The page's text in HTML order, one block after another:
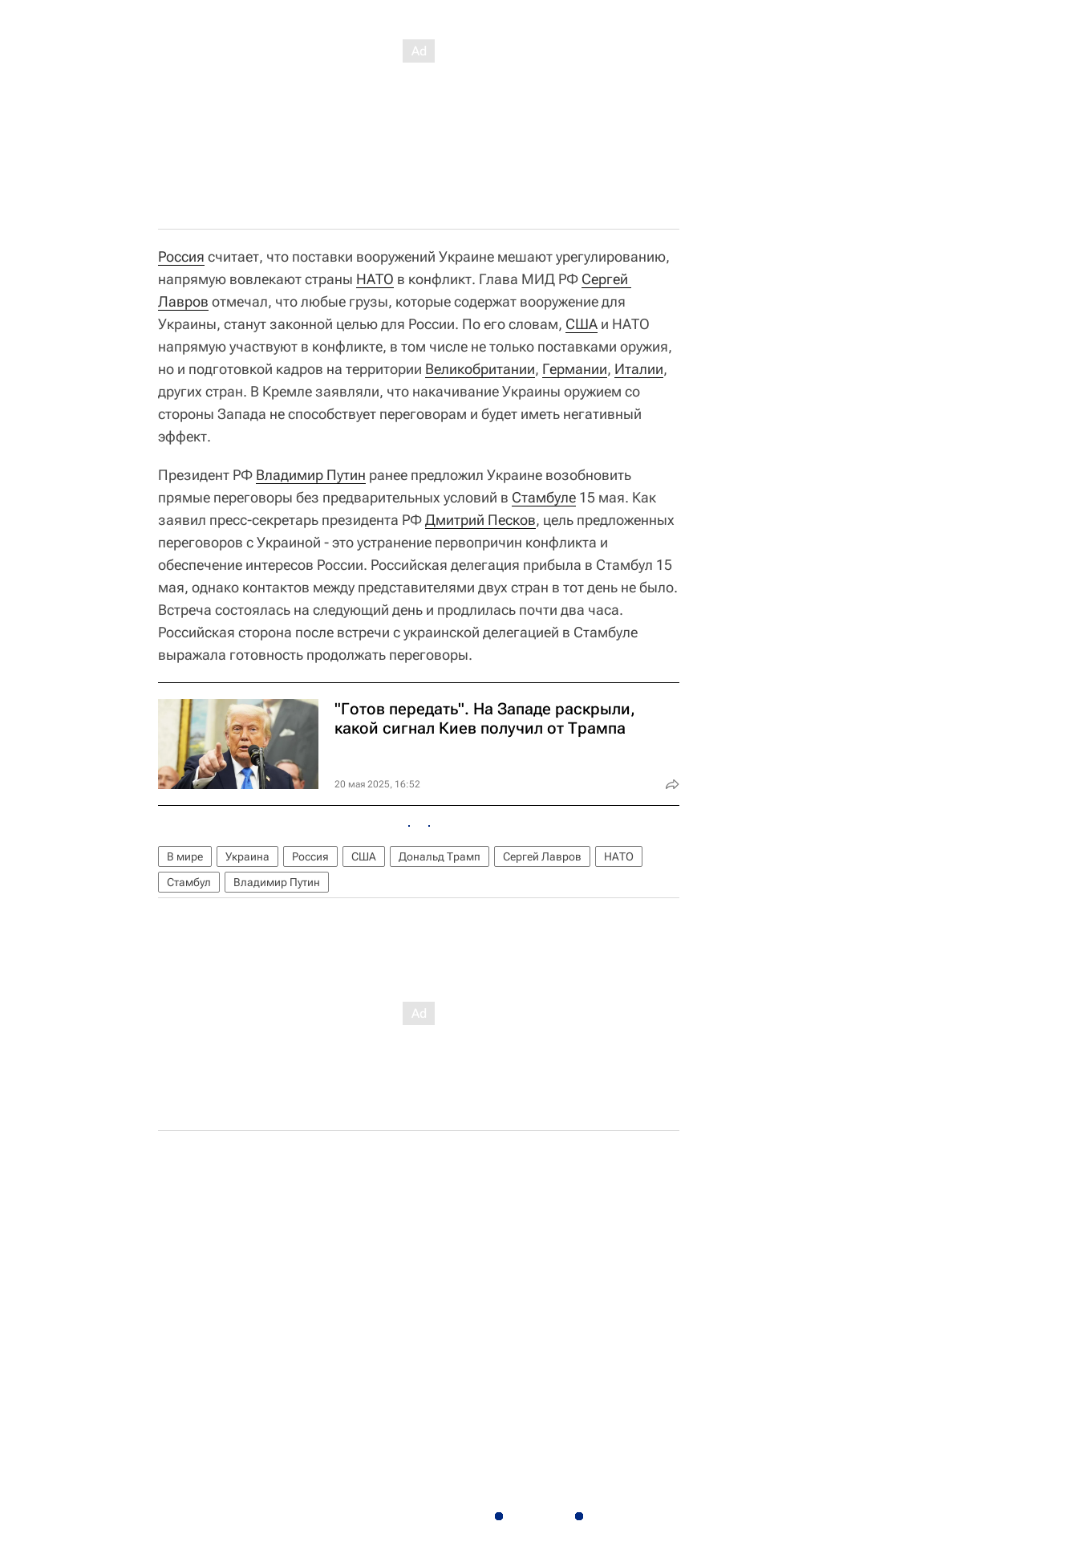
Россия считает, что поставки вооружений Украине мешают урегулированию,
напрямую вовлекают страны НАТО в конфликт. Глава МИД РФ Сергей
Лавров отмечал, что любые грузы, которые содержат вооружение для
Украины, станут законной целью для России. По его словам, США и НАТО
напрямую участвуют в конфликте, в том числе не только поставками оружия,
но и подготовкой кадров на территории Великобритании, Германии, Италии,
других стран. В Кремле заявляли, что накачивание Украины оружием со
стороны Запада не способствует переговорам и будет иметь негативный
эффект.
Президент РФ Владимир Путин ранее предложил Украине возобновить
прямые переговоры без предварительных условий в Стамбуле 15 мая. Как
заявил пресс-секретарь президента РФДмитрий Песков, цель предложенных
переговоров с Украиной - это устранение первопричин конфликта и
обеспечение интересов России. Российская делегация прибыла в Стамбул 15
мая, однако контактов между представителями двух стран в тот день не было.
Встреча состоялась на следующий день и продлилась почти два часа.
Российская сторона после встречи с украинской делегацией в Стамбуле
выражала готовность продолжать переговоры.
"Готов передать". На Западе раскрыли,
какой сигнал Киев получил от Трампа
20 мая 2025, 16:52
В мире Украина Россия США Дональд Трамп Сергей Лавров
НАТО
Стамбул
Владимир Путин